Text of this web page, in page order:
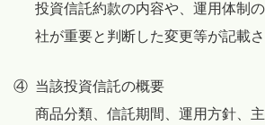
投資信託約款の内容や、運用体制
社が重要と判断した変更等が記載さ
④ 当該投資信託の概要
商品分類、信託期間、運用方針、